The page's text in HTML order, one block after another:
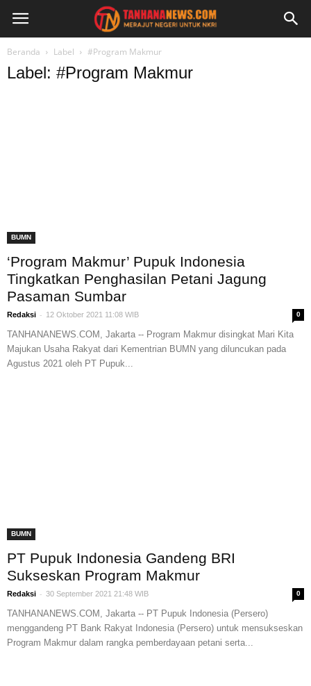
Beranda Label #Program Makmur
Label: #Program Makmur
BUMN
‘Program Makmur’ Pupuk Indonesia
Tingkatkan Penghasilan Petani Jagung
Pasaman Sumbar
Redaksi - 12 Oktober 2021 11:08 WIB 0
TANHANANEWS.COM, Jakarta -- Program Makmur disingkat Mari Kita
Majukan Usaha Rakyat dari Kementrian BUMN yang diluncukan pada
Agustus 2021 oleh PT Pupuk...
BUMN
PT Pupuk Indonesia Gandeng BRI
Sukseskan Program Makmur
Redaksi - 30 September 2021 21:48 WIB 0
TANHANANEWS.COM, Jakarta -- PT Pupuk Indonesia (Persero)
menggandeng PT Bank Rakyat Indonesia (Persero) untuk mensukseskan
Program Makmur dalam rangka pemberdayaan petani serta...